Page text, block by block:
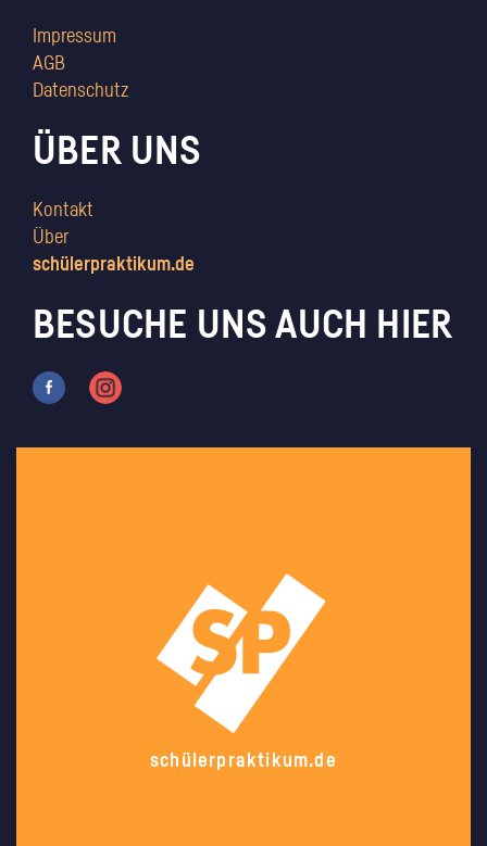
Impressum
AGB
Datenschutz
ÜBER UNS
Kontakt
Über
schülerpraktikum.de
BESUCHE UNS AUCH HIER
schülerpraktikum.de